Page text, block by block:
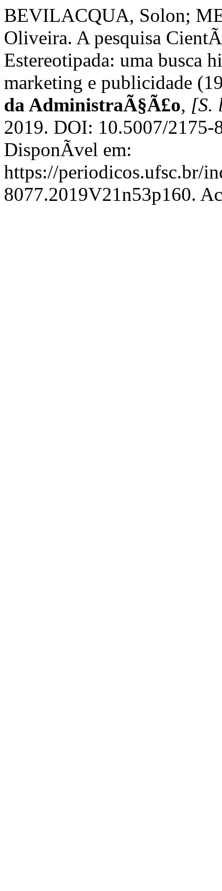
BEVILACQUA, Solon;
Oliveira. A pesquisa
Estereotipada: uma busca
marketing e publicidade
da AdministraÃ§Ã£o, [S.
2019. DOI: 10.5007/
DisponÃ­vel em:
https://periodicos.ufsc.br/
8077.2019V21n53p160.